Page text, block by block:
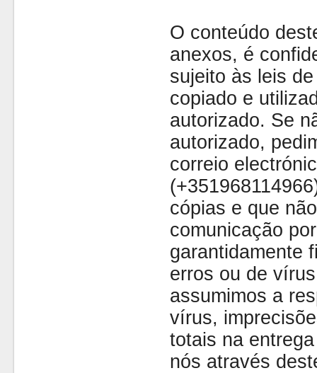
O conteúdo
anexos, é
sujeito às leis
copiado e
autorizado. Se
autorizado,
correio
cópias e que
comunicação
garantidamente
erros ou de
assumimos a
vírus,
totais na
nós através